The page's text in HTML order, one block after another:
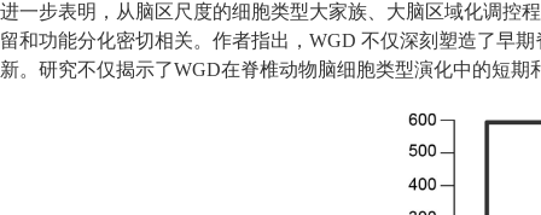
进一步表明，从脑区尺度的细胞类型大家族、大脑区域化调控
留和功能分化密切相关。作者指出，WGD 不仅深刻塑造了早
新。研究不仅揭示了WGD在脊椎动物脑细胞类型演化中的短